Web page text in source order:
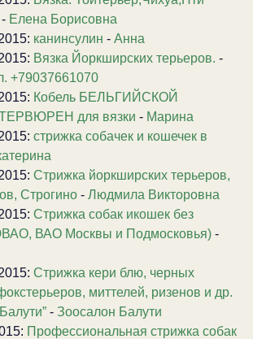
- Елена Борисовна
канинсулин - Анна
Вязка Йоркширских терьеров. -
+79037661070
Кобель БЕЛЬГИЙСКОЙ
для вязки - Марина
стрижка собачек и кошечек в
Стрижка йоркширских терьеров,
Строгино - Людмила Викторовна
Стрижка собак икошек без
ВАО Москвы и Подмосковья) -
Стрижка кери блю, черных
миттелей, ризенов и др.
- Зоосалон Балути
Профессиональная стрижка собак